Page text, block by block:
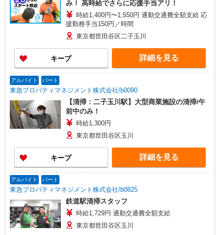
み！ 高時給でさらに応援手当アリ！
時給1,400円〜1,550円 通勤交通費全額支給 応
援勤務手当150円／時間
東京都世田谷区二子玉川
キープ 詳細を見る
アルバイト パート
東急プロパティマネジメント株式会社/b0090
【清掃：二子玉川駅】大型商業施設の清掃/午
前中のみ！
時給1,300円
東京都世田谷区玉川
キープ 詳細を見る
アルバイト パート
東急プロパティマネジメント株式会社/b0825
鉄道駅清掃スタッフ
時給1,729円 通勤交通費全額支給
東京都世田谷区玉川